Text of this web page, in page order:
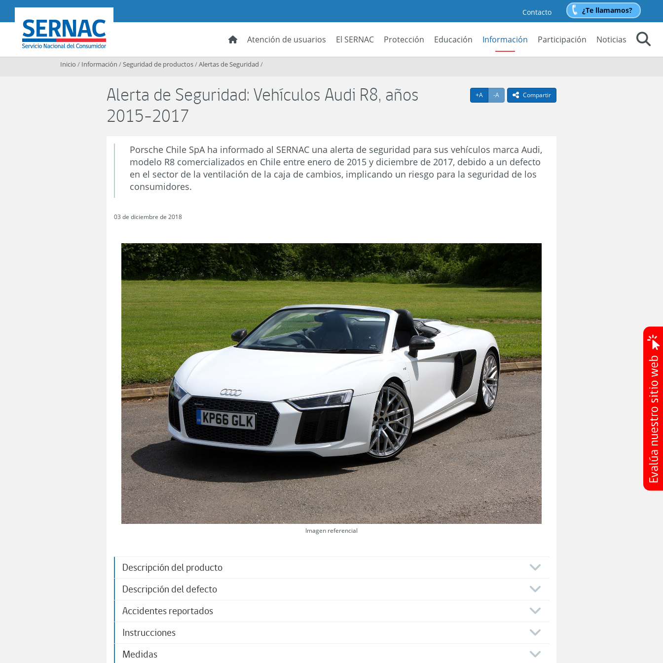
SERNAC
Contacto ¿Te llamamos?
Atención de usuarios El SERNAC Protección Educación Información Participación
Noticias
Inicio / Información /Seguridad de productos/Alertas de Seguridad /
+A Agrandar texto
-A Achicar textoicono compartir
Compartir
Alerta de Seguridad: Vehículos Audi R8, años
2015-2017
Porsche Chile SpA ha informado al SERNAC una alerta de seguridad para sus vehículos marca Audi,
modelo R8 comercializados en Chile entre enero de 2015 y diciembre de 2017, debido a un defecto
en el sector de la ventilación de la caja de cambios, implicando un riesgo para la seguridad de los
consumidores.
03 de diciembre de 2018
Imagen referencial
Descripción del producto
Descripción del defecto
Accidentes reportados
Instrucciones
Medidas